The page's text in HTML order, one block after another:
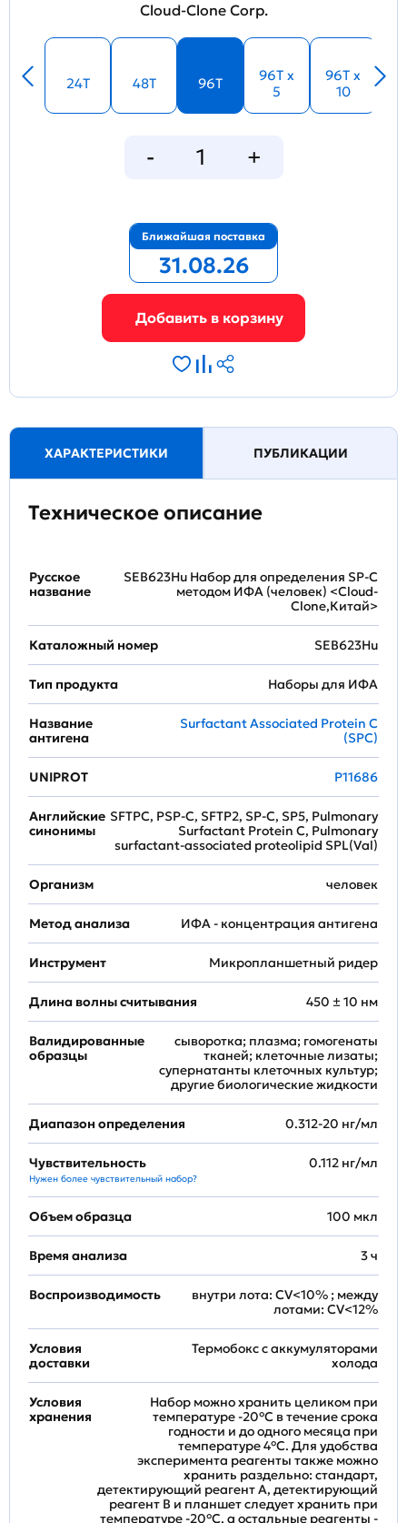
Cloud-Clone Corp.
24T 48T 96T
96T x
5
96T x
10
Ближайшая поставка
31.08.26
ХАРАКТЕРИСТИКИ ПУБЛИКАЦИИ
Техническое описание
Русское
название
SEB623Hu Набор для определения SP-C
методом ИФА (человек) <Cloud-
Clone,Китай>
Каталожный номер SEB623Hu
Тип продукта Наборы для ИФА
Название
антигена
Surfactant Associated Protein C
(SPC)
UNIPROT P11686
Английские
синонимы
SFTPC, PSP-C, SFTP2, SP-C, SP5, Pulmonary
Surfactant Protein C, Pulmonary
surfactant-associated proteolipid SPL(Val)
Организм человек
Метод анализа ИФА - концентрация антигена
Инструмент Микропланшетный ридер
Длина волны считывания 450 ± 10 нм
Валидированные
образцы
сыворотка; плазма; гомогенаты
тканей; клеточные лизаты;
супернатанты клеточных культур;
другие биологические жидкости
Диапазон определения 0.312-20 нг/мл
Чувствительность
Нужен более чувствительный набор?
0.112 нг/мл
Объем образца 100 мкл
Время анализа 3 ч
Воспроизводимость
внутри лота: CV<10% ; между
лотами: CV<12%
Условия
доставки
Термобокс с аккумуляторами
холода
Условия
хранения
Набор можно хранить целиком при
температуре -20°C в течение срока
годности и до одного месяца при
температуре 4°C. Для удобства
эксперимента реагенты также можно
хранить раздельно: стандарт,
детектирующий реагент A, детектирующий
реагент B и планшет следует хранить при
температуре -20°C, а остальные реагенты -